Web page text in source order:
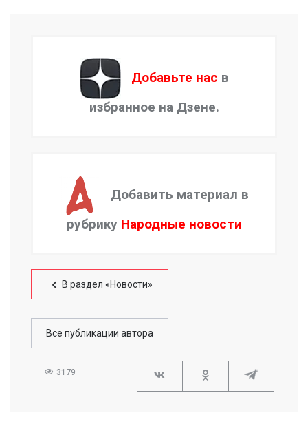
Добавьте нас в
избранное на Дзене.
Добавить материал в
рубрику Народные новости
В раздел «Новости»
Все публикации автора
3179